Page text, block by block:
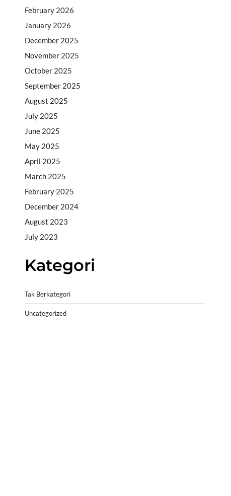
February 2026
January 2026
December 2025
November 2025
October 2025
September 2025
August 2025
July 2025
June 2025
May 2025
April 2025
March 2025
February 2025
December 2024
August 2023
July 2023
Kategori
Tak Berkategori
Uncategorized